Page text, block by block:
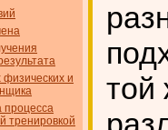
и
процесса
тренировкой
той